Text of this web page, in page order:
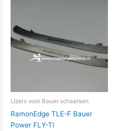
IJzers voor Bauer schaatsen
RamonEdge TLE-F Bauer
Power FLY-TI
variaties.
Deze
optie
worden
op